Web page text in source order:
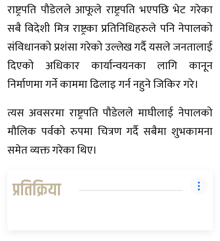
राष्ट्रपति पौडेलले आफूले राष्ट्रपति भएपछि भेट गरेका
सबै विदेशी मित्र राष्ट्रका प्रतिनिधिहरुले पनि नेपालको
संविधानको प्रशंसा गरेको उल्लेख गर्दै यसले जनतालाई
दिएको अधिकार कार्यान्वयनका लागि कानून
निर्माणमा गर्ने काममा ढिलाइ गर्न नहुने जिकिर गरे।
त्यस अवसरमा राष्ट्रपति पौडेलले माघीलाई नेपालको
मौलिक पर्वको रुपमा चित्रण गर्दै सबैमा शुभकामना
समेत व्यक्त गरेका थिए।
प्रतिक्रिया